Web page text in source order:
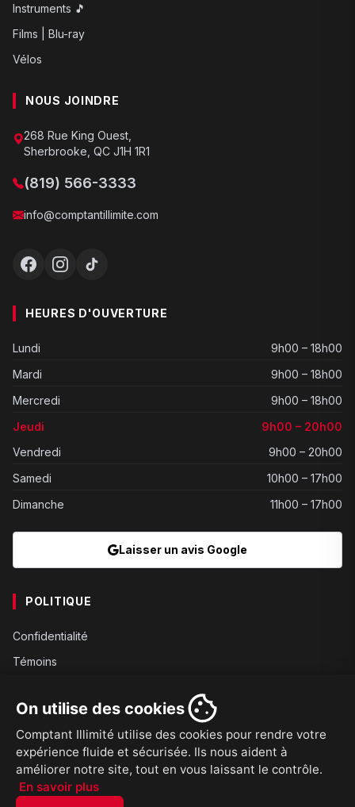
On utilise des cookies
Comptant Illimité utilise des cookies pour rendre votre
expérience fluide et sécurisée. Ils nous aident à
améliorer notre site, tout en vous laissant le contrôle.
En savoir plus
Instruments 🎵
Films | Blu-ray
Vélos
NOUS JOINDRE
268 Rue King Ouest,
Sherbrooke, QC J1H 1R1
(819) 566-3333
info@comptantillimite.com
HEURES D'OUVERTURE
Lundi
9h00 – 18h00
Mardi
9h00 – 18h00
Mercredi
9h00 – 18h00
Jeudi
9h00 – 20h00
Vendredi
9h00 – 20h00
Samedi
10h00 – 17h00
Dimanche
11h00 – 17h00
Laisser un avis Google
POLITIQUE
Confidentialité
Témoins
Conditions
Expédition
Retours